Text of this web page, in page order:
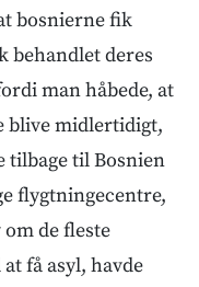
bosnierne fik
behandlet deres
man håbede, at
blive midlertidigt,
tilbage til Bosnien
flygtningecentre,
de fleste
få asyl, havde